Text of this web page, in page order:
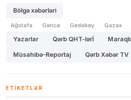
Bölgə xəbərləri
Ağstafa Gəncə Gədəbəy Qazax
Yazarlar Qərb QHT-lərİ Maraqlı
Müsahibə-Reportaj Qərb Xəbər TV
ETIKETLƏR